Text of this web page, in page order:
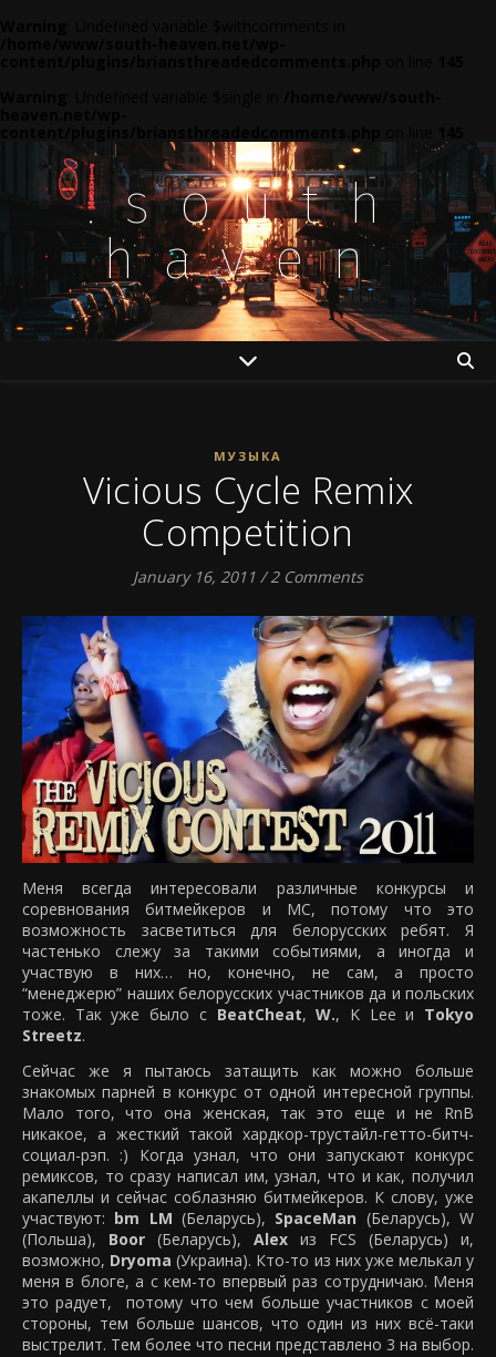
.south
haven
МУЗЫКА
Vicious Cycle Remix
Competition
January 16, 2011 / 2 Comments
Меня всегда интересовали различные конкурсы и
соревнования битмейкеров и МС, потому что это
возможность засветиться для белорусских ребят. Я
частенько слежу за такими событиями, а иногда и
участвую в них… но, конечно, не сам, а просто
“менеджерю” наших белорусских участников да и польских
тоже. Так уже было с BeatCheat,W., K Lee и Tokyo
Streetz.
Сейчас же я пытаюсь затащить как можно больше
знакомых парней в конкурс от одной интересной группы.
Мало того, что она женская, так это еще и не RnB
никакое, а жесткий такой хардкор-трустайл-гетто-битч-
социал-рэп. :) Когда узнал, что они запускают конкурс
ремиксов, то сразу написал им, узнал, что и как, получил
акапеллы и сейчас соблазняю битмейкеров. К слову, уже
участвуют: bm LM (Беларусь), SpaceMan (Беларусь), W
(Польша), Boor (Беларусь), Alex из FCS (Беларусь) и,
возможно, Dryoma (Украина). Кто-то из них уже мелькал у
меня в блоге, а с кем-то впервый раз сотрудничаю. Меня
это радует, потому что чем больше участников с моей
стороны, тем больше шансов, что один из них всё-таки
выстрелит. Тем более что песни представлено 3 на выбор.